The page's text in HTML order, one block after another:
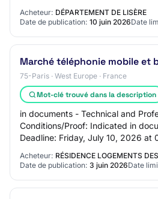
mention RGE "Radiateurs
Acheteur: DÉPARTEMENT DE LISÈRE
Date de publication: 10 juin 2026Date
Marché téléphonie mobile et
75-Paris · West Europe · France
Mot-clé trouvé dans la description
in documents - Technical and
Conditions/Proof: Indicated in
Deadline: Friday, July 10, 2026 at
Criteria: - 0: Indicated in
Acheteur: RÉSIDENCE LOGEMENTS
Date de publication: 3 juin 2026Date